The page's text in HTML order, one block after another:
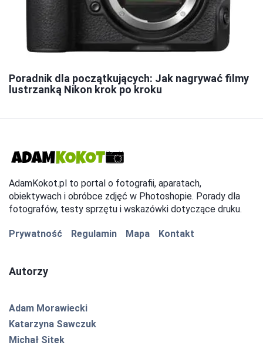
Poradnik dla początkujących: Jak nagrywać filmy
lustrzanką Nikon krok po kroku
AdamKokot.pl to portal o fotografii, aparatach,
obiektywach i obróbce zdjęć w Photoshopie. Porady dla
fotografów, testy sprzętu i wskazówki dotyczące druku.
Prywatność Regulamin Mapa Kontakt
Autorzy
Adam Morawiecki
Katarzyna Sawczuk
Michał Sitek